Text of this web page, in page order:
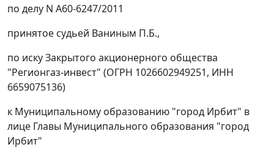
по делу N А60-6247/2011
принятое судьей Ваниным П.Б.,
по иску Закрытого акционерного общества
"Регионгаз-инвест" (ОГРН 1026602949251, ИНН
6659075136)
к Муниципальному образованию "город Ирбит" в
лице Главы Муниципального образования "город
Ирбит"